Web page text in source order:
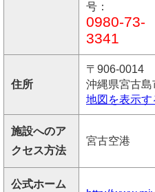
号：
0980-73-
3341
住所
〒906-0014
沖縄県宮古
地図を表示す
施設へのア
クセス方法
宮古空港
公式ホーム